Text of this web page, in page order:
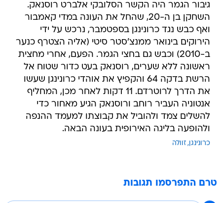
גיבור הגמר היה הקשר הסלובקי אלברט רוסנאק.
השחקן בן ה-20, שהחל את העונה במדי קאמבור
ואף כבש נגד כרונינגן בספטמבר, נרכש על ידי
הירוקים בינואר ממנצ'סטר סיטי (אליה הצטרף כנער
ב-2010) וכבש גם בחצי הגמר. הפעם, אחרי מחצית
ראשונה ללא שערים, רוסנאק בעט כדור שטוח אל
הרשת בדקה 64 והקפיץ את אוהדי כרונינגן שעשו
את הדרך לרוטרדם. 11 דקות לאחר מכן, המחליף
אנטוניה העביר רוחב ורוסנאק הגיע מאחור כדי
להשלים צמד ולהוביל את קבוצתו למעמד ההנפה
ולהופעה בליגה האירופית בעונה הבאה.
כרונינגן זוולה
טרם התפרסמו תגובות